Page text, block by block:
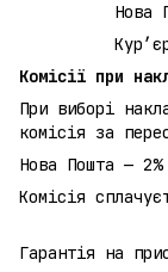
Нова
Комісії при
При виборі
комісія за
Нова Пошта —
Комісія
Гарантія на